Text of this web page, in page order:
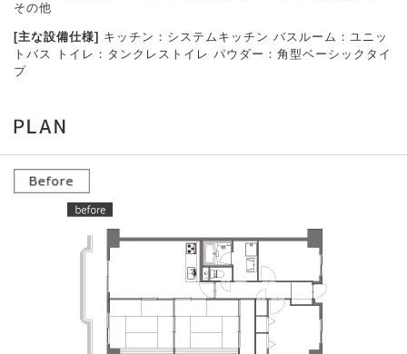
その他
[主な設備仕様] キッチン：システムキッチン バスルーム：ユニッ
トバス トイレ：タンクレストイレ パウダー：角型ベーシックタイ
プ